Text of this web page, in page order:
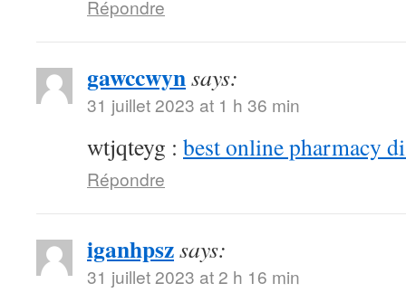
Répondre
gawccwynsays:
31 juillet 2023 at 1 h 36 min
wtjqteyg : best online pharmacy
Répondre
iganhpszsays:
31 juillet 2023 at 2 h 16 min